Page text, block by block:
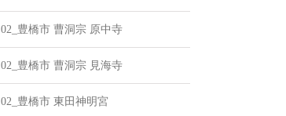
02_豊橋市 曹洞宗 原中寺
02_豊橋市 曹洞宗 見海寺
02_豊橋市 東田神明宮